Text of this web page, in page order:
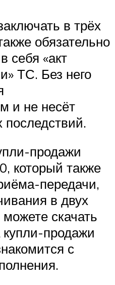
в трёх
обязательно
себя «акт
ТС. Без него
и не несёт
последствий.
продажи
который также
передачи,
в двух
скачать
купли-продажи
с